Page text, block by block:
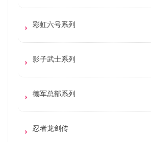
彩虹六号系列
影子武士系列
德军总部系列
忍者龙剑传